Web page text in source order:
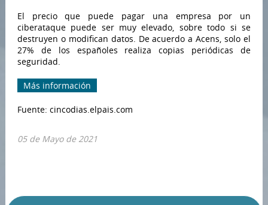
El precio que puede pagar una empresa por un
ciberataque puede ser muy elevado, sobre todo si se
destruyen o modifican datos. De acuerdo a Acens, solo el
27% de los españoles realiza copias periódicas de
seguridad.
Más información
Fuente: cincodias.elpais.com
05 de Mayo de 2021